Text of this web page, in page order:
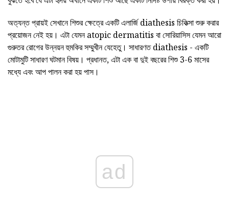
অত্যন্ত প্রায়ই সেখানে শিশুর ক্ষেত্রে একটি এলার্জি diathesis চিকিত্সা শুরু করার
প্রয়োজন নেই হয়। এটা যেমন atopic dermatitis বা সোরিয়াসিস যেমন আরো
গুরুতর রোগের উন্নয়ন হুমকির সম্মুখীন যেহেতু। সাধারণত diathesis - একটি
মোটামুটি সাধারণ ঘটমান বিষয়। প্রধানত, এটা এক বা দুই বছরের শিশু 3-6 মাসের
মধ্যে এবং আপ পালন করা হয় পাস।
ad